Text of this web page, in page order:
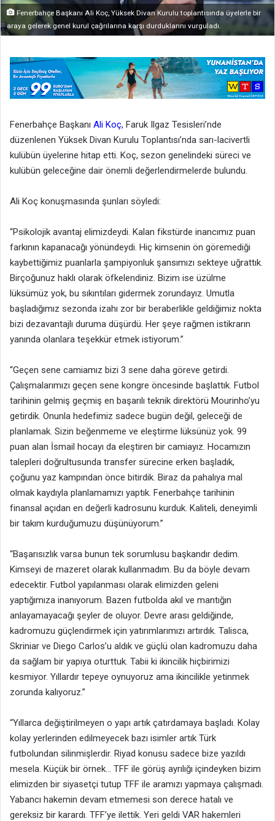
Fenerbahçe Başkanı Ali Koç, Yüksek Divan Kurulu toplantısında üyelerle bir
araya gelerek genel kurul çağrılarına karşı durduklarını vurguladı.
Fenerbahçe Başkanı Ali Koç, Faruk Ilgaz Tesisleri’nde
düzenlenen Yüksek Divan Kurulu Toplantısı’nda sarı-lacivertli
kulübün üyelerine hitap etti. Koç, sezon genelindeki süreci ve
kulübün geleceğine dair önemli değerlendirmelerde bulundu.
Ali Koç konuşmasında şunları söyledi:
“Psikolojik avantaj elimizdeydi. Kalan fikstürde inancımız puan
farkının kapanacağı yönündeydi. Hiç kimsenin ön göremediği
kaybettiğimiz puanlarla şampiyonluk şansımızı sekteye uğrattık.
Birçoğunuz haklı olarak öfkelendiniz. Bizim ise üzülme
lüksümüz yok, bu sıkıntıları gidermek zorundayız. Umutla
başladığımız sezonda izahı zor bir beraberlikle geldiğimiz nokta
bizi dezavantajlı duruma düşürdü. Her şeye rağmen istikrarın
yanında olanlara teşekkür etmek istiyorum.”
“Geçen sene camiamız bizi 3 sene daha göreve getirdi.
Çalışmalarımızı geçen sene kongre öncesinde başlattık. Futbol
tarihinin gelmiş geçmiş en başarılı teknik direktörü Mourinho’yu
getirdik. Onunla hedefimiz sadece bugün değil, geleceği de
planlamak. Sizin beğenmeme ve eleştirme lüksünüz yok. 99
puan alan İsmail hocayı da eleştiren bir camiayız. Hocamızın
talepleri doğrultusunda transfer sürecine erken başladık,
çoğunu yaz kampından önce bitirdik. Biraz da pahalıya mal
olmak kaydıyla planlamamızı yaptık. Fenerbahçe tarihinin
finansal açıdan en değerli kadrosunu kurduk. Kaliteli, deneyimli
bir takım kurduğumuzu düşünüyorum.”
“Başarısızlık varsa bunun tek sorumlusu başkandır dedim.
Kimseyi de mazeret olarak kullanmadım. Bu da böyle devam
edecektir. Futbol yapılanması olarak elimizden geleni
yaptığımıza inanıyorum. Bazen futbolda akıl ve mantığın
anlayamayacağı şeyler de oluyor. Devre arası geldiğinde,
kadromuzu güçlendirmek için yatırımlarımızı artırdık. Talisca,
Skriniar ve Diego Carlos’u aldık ve güçlü olan kadromuzu daha
da sağlam bir yapıya oturttuk. Tabii ki ikincilik hiçbirimizi
kesmiyor. Yıllardır tepeye oynuyoruz ama ikincilikle yetinmek
zorunda kalıyoruz.”
“Yıllarca değiştirilmeyen o yapı artık çatırdamaya başladı. Kolay
kolay yerlerinden edilmeyecek bazı isimler artık Türk
futbolundan silinmişlerdir. Riyad konusu sadece bize yazıldı
mesela. Küçük bir örnek… TFF ile görüş ayrılığı içindeyken bizim
elimizden bir siyasetçi tutup TFF ile aramızı yapmaya çalışmadı.
Yabancı hakemin devam etmemesi son derece hatalı ve
gereksiz bir karardı. TFF’ye ilettik. Yeri geldi VAR hakemleri